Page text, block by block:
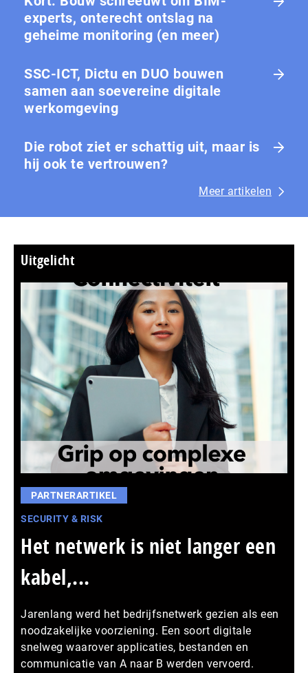
experts, onterecht ontslag na
geheime monitoring (en meer)
SSC-ICT, Dictu en DUO bouwen
samen aan soevereine digitale
werkomgeving
Die robot ziet er schattig uit, maar is
hij ook te vertrouwen?
Meer artikelen
Uitgelicht
PARTNERARTIKEL
SECURITY & RISK
Het netwerk is niet langer een
kabel,...
Jarenlang werd het bedrijfsnetwerk gezien als een
noodzakelijke voorziening. Een soort digitale
snelweg waarover applicaties, bestanden en
communicatie van A naar B werden vervoerd.